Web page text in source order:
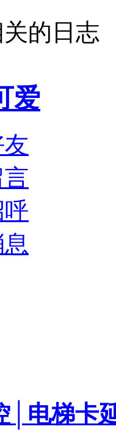
的日志
爱
│电梯卡